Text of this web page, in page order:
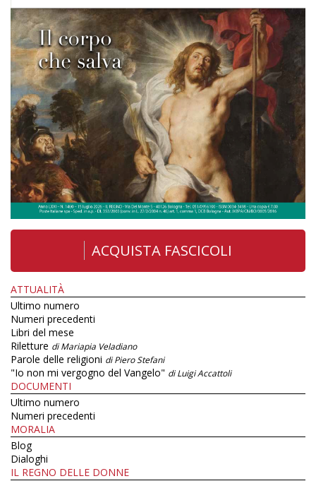
ACQUISTA FASCICOLI
ATTUALITÀ
Ultimo numero
Numeri precedenti
Libri del mese
Riletture di Mariapia Veladiano
Parole delle religioni di Piero Stefani
"Io non mi vergogno del Vangelo" di Luigi Accattoli
DOCUMENTI
Ultimo numero
Numeri precedenti
MORALIA
Blog
Dialoghi
IL REGNO DELLE DONNE